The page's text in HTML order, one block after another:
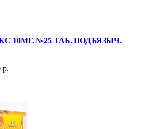
10МГ. №25 ТАБ. ПОДЪЯЗЫЧ.
р.